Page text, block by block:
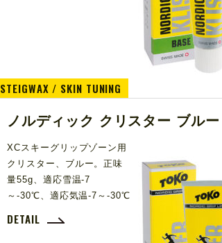
STEIGWAX / SKIN TUNING
ノルディック クリスター ブルー
XCスキーグリップゾーン用
クリスター、ブルー。正味
量55g、適応雪温-7
～-30℃、適応気温-7～-30℃
DETAIL